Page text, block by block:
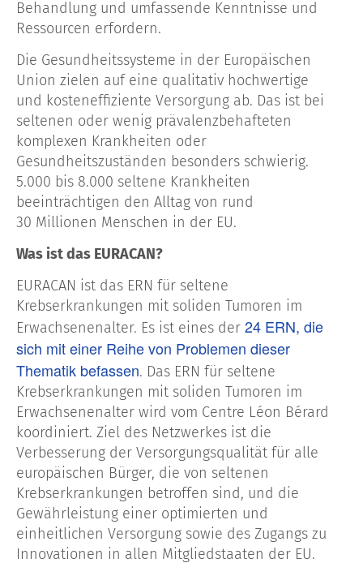
Behandlung und umfassende Kenntnisse und
Ressourcen erfordern.
Die Gesundheitssysteme in der Europäischen
Union zielen auf eine qualitativ hochwertige
und kosteneffiziente Versorgung ab. Das ist bei
seltenen oder wenig prävalenzbehafteten
komplexen Krankheiten oder
Gesundheitszuständen besonders schwierig.
5.000 bis 8.000 seltene Krankheiten
beeinträchtigen den Alltag von rund
30 Millionen Menschen in der EU.
Was ist das EURACAN?
EURACAN ist das ERN für seltene
Krebserkrankungen mit soliden Tumoren im
Erwachsenenalter. Es ist eines der 24 ERN, die
sich mit einer Reihe von Problemen dieser
Thematik befassen. Das ERN für seltene
Krebserkrankungen mit soliden Tumoren im
Erwachsenenalter wird vom Centre Léon Bérard
koordiniert. Ziel des Netzwerkes ist die
Verbesserung der Versorgungsqualität für alle
europäischen Bürger, die von seltenen
Krebserkrankungen betroffen sind, und die
Gewährleistung einer optimierten und
einheitlichen Versorgung sowie des Zugangs zu
Innovationen in allen Mitgliedstaaten der EU.